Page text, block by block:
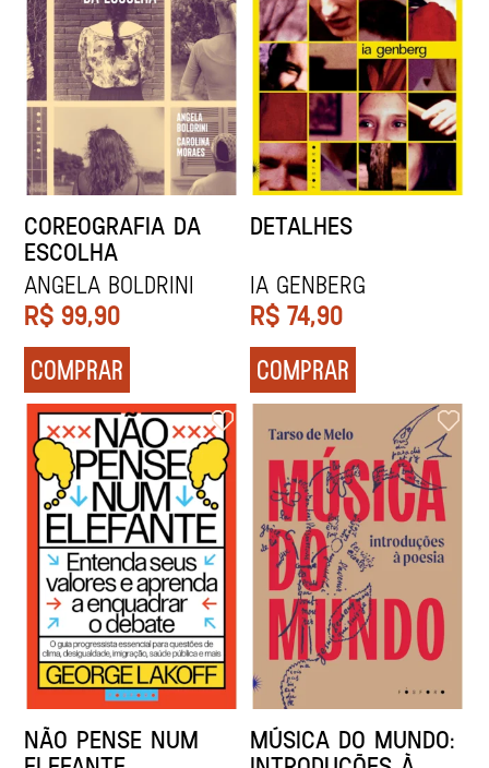
COREOGRAFIA DA
ESCOLHA
Angela Boldrini
R$ 99,90
COMPRAR
DETALHES
Ia Genberg
R$ 74,90
COMPRAR
NÃO PENSE NUM
MÚSICA DO MUNDO: